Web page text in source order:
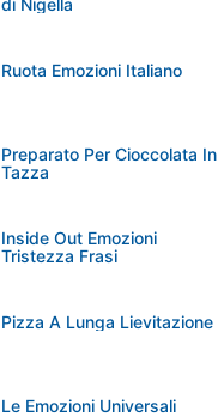
di Nigella
Ruota Emozioni Italiano
Preparato Per Cioccolata In
Tazza
Inside Out Emozioni
Tristezza Frasi
Pizza A Lunga Lievitazione
Le Emozioni Universali